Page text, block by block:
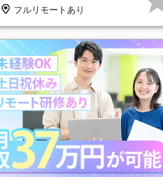
フルリモートあり